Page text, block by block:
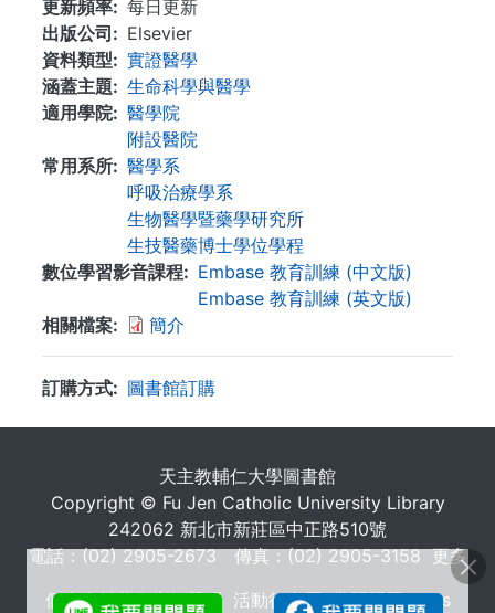
更新頻率
每日更新
出版公司
Elsevier
資料類型
實證醫學
涵蓋主題
生命科學與醫學
適用學院
醫學院
附設醫院
常用系所
醫學系
呼吸治療學系
生物醫學暨藥學研究所
生技醫藥博士學位學程
數位學習影音課程
Embase 教育訓練 (中文版)
Embase 教育訓練 (英文版)
相關檔案
簡介
訂購方式
圖書館訂購
天主教輔仁大學圖書館
Copyright © Fu Jen Catholic University Library
242062 新北市新莊區中正路510號
電話：(02) 2905-2673 傳真：(02) 2905-3158更多
個人資料蒐集告知聲明 活動行事曆 常問問題 FAQs